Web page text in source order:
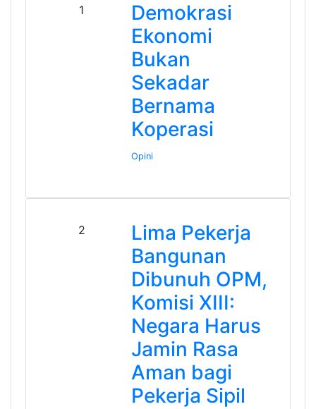
1
Demokrasi
Ekonomi
Bukan
Sekadar
Bernama
Koperasi
Opini
2
Lima Pekerja
Bangunan
Dibunuh OPM,
Komisi XIII:
Negara Harus
Jamin Rasa
Aman bagi
Pekerja Sipil